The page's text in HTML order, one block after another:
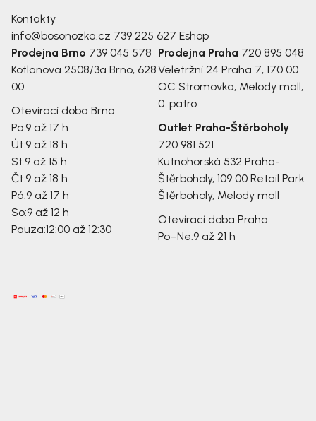
Kontakty
info@bosonozka.cz 739 225 627 Eshop
Prodejna Brno 739 045 578
Kotlanova 2508/3a Brno, 628
00
Otevírací doba Brno
Po:9 až 17 h
Út:9 až 18 h
St:9 až 15 h
Čt:9 až 18 h
Pá:9 až 17 h
So:9 až 12 h
Pauza:12:00 až 12:30
Prodejna Praha 720 895 048
Veletržní 24 Praha 7, 170 00
OC Stromovka, Melody mall,
0. patro
Outlet Praha-Štěrboholy
720 981 521
Kutnohorská 532 Praha-
Štěrboholy, 109 00 Retail Park
Štěrboholy, Melody mall
Otevírací doba Praha
Po–Ne:9 až 21 h